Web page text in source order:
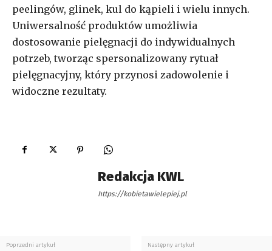
peelingów, glinek, kul do kąpieli i wielu innych.
Uniwersalność produktów umożliwia
dostosowanie pielęgnacji do indywidualnych
potrzeb, tworząc spersonalizowany rytuał
pielęgnacyjny, który przynosi zadowolenie i
widoczne rezultaty.
Redakcja KWL
https://kobietawielepiej.pl
Poprzedni artykuł Następny artykuł